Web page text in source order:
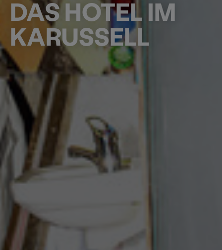
DAS HOTEL IM
KARUSSELL